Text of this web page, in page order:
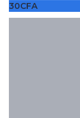
30CFA